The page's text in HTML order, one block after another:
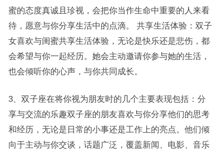
蜜的态度真诚且珍视，会把你当作生命中重要的人来看
待，愿意与你分享生活中的点滴。 共享生活体验：双子
女喜欢与闺蜜共享生活体验，无论是快乐还是悲伤，都
会希望与你一起经历。她会主动邀请你参与她的生活，
也会倾听你的心声，与你共同成长。
3、双子座在将你视为朋友时的几个主要表现包括：分
享与交流的乐趣双子座的朋友喜欢与你分享他们的思考
和经历，无论是日常的小事还是工作上的亮点。他们倾
向于主动与你交谈，话题广泛，覆盖新闻、电影、音乐